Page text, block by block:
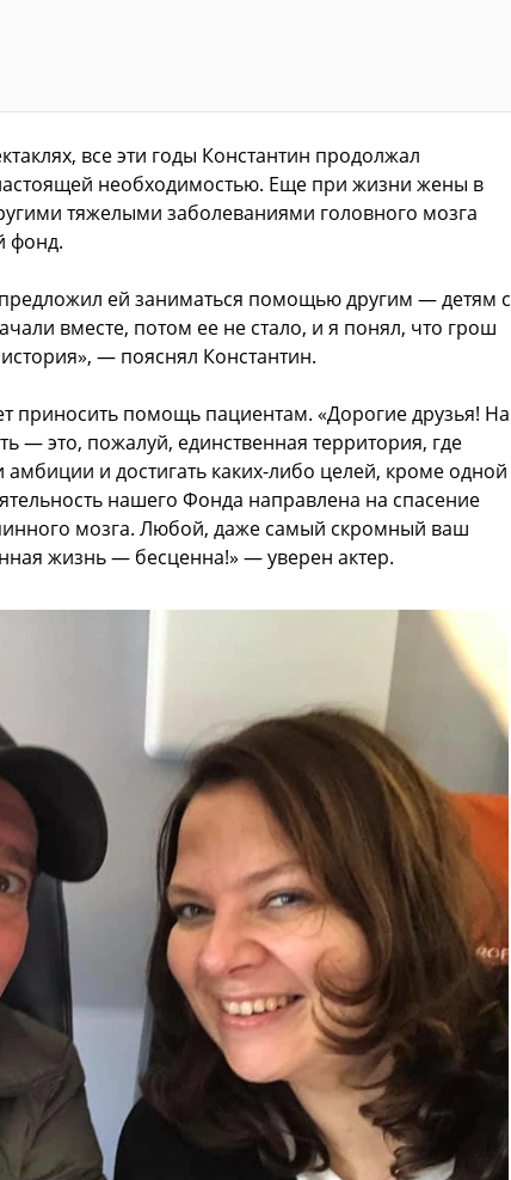
все эти годы Константин продолжал
необходимостью. Еще при жизни жены в
тяжелыми заболеваниями головного мозга
фонд.
ей заниматься помощью другим — детям с
вместе, потом ее не стало, и я понял, что грош
— пояснял Константин.
приносить помощь пациентам. «Дорогие друзья! На
— это, пожалуй, единственная территория, где
и достигать каких-либо целей, кроме одной
нашего Фонда направлена на спасение
мозга. Любой, даже самый скромный ваш
жизнь — бесценна!» — уверен актер.